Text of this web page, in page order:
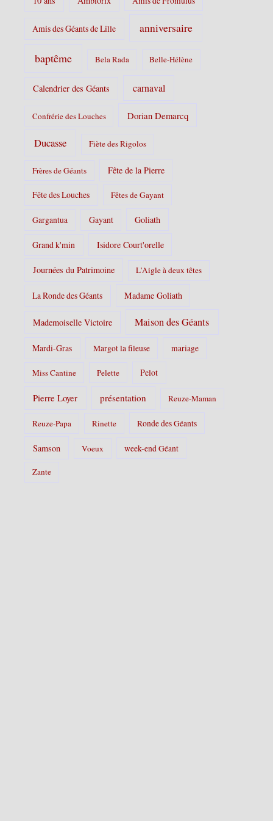
Amis des Géants de Lille anniversaire
baptême Bela Rada Belle-Hélène
Calendrier des Géants carnaval
Confrérie des Louches Dorian Demarcq
Ducasse Fiète des Rigolos
Frères de Géants Fête de la Pierre
Fête des Louches Fêtes de Gayant
Gargantua Gayant Goliath
Grand k'min Isidore Court'orelle
Journées du Patrimoine L'Aigle à deux têtes
La Ronde des Géants Madame Goliath
Mademoiselle Victoire Maison des Géants
Mardi-Gras Margot la fileuse mariage
Miss Cantine Pelette Pelot
Pierre Loyer présentation Reuze-Maman
Reuze-Papa Rinette Ronde des Géants
Samson Voeux week-end Géant
Zante